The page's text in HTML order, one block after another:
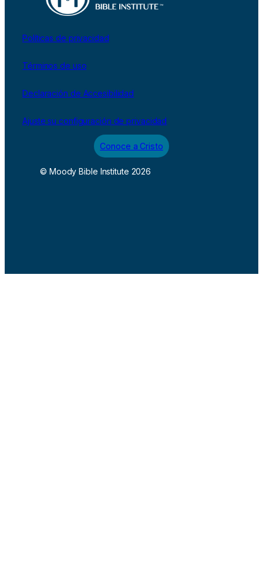
Políticas de privacidad
Términos de uso
Declaración de Accesibilidad
Ajuste su configuración de privacidad
Conoce a Cristo
© Moody Bible Institute 2026